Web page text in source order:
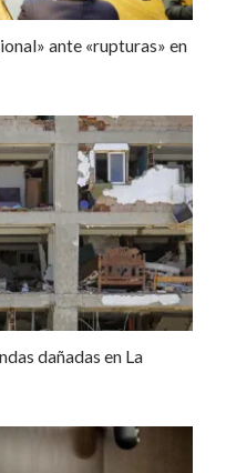
ante «rupturas» en
dañadas en La